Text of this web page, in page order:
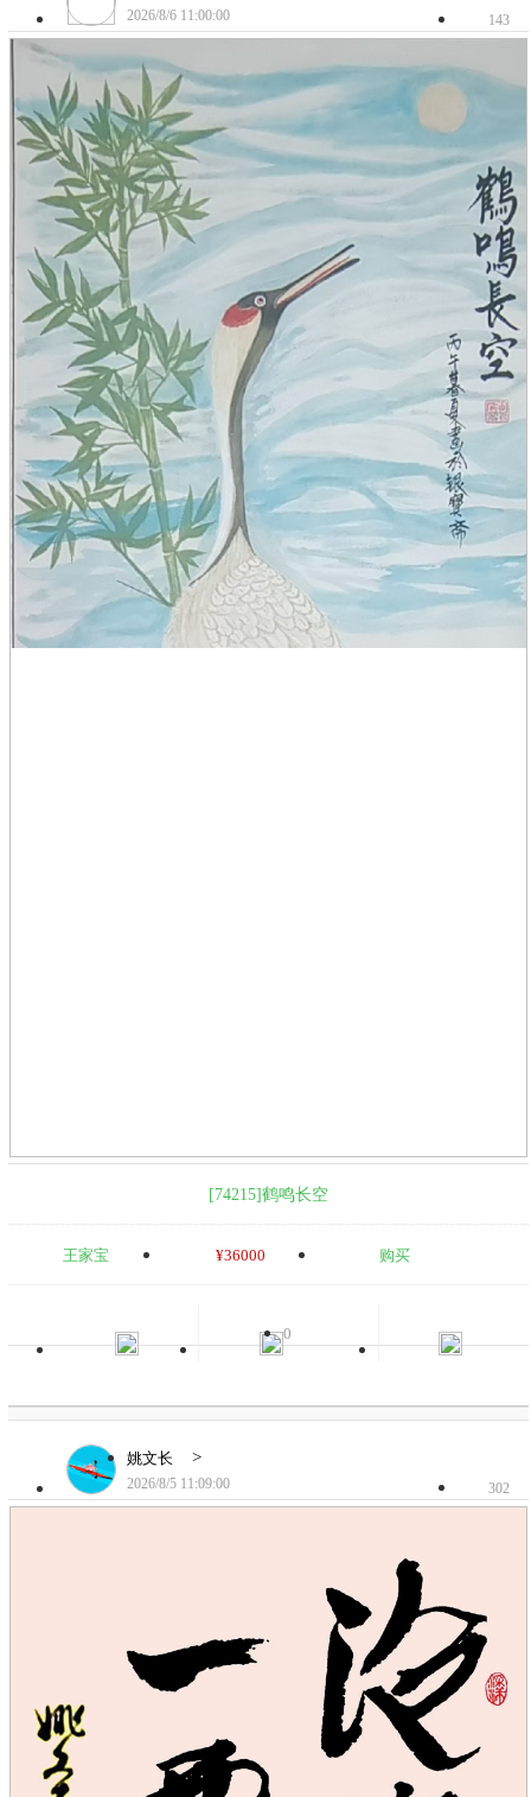
2026/8/6 11:00:00 143
[74215]鹤鸣长空
王家宝 ¥36000 购买
0
姚文长 >
2026/8/5 11:09:00 302